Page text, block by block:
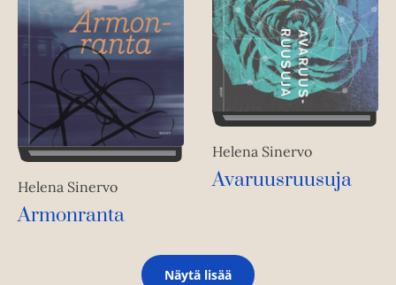
Helena Sinervo
Armonranta
Helena Sinervo
Avaruusruusuja
Näytä lisää